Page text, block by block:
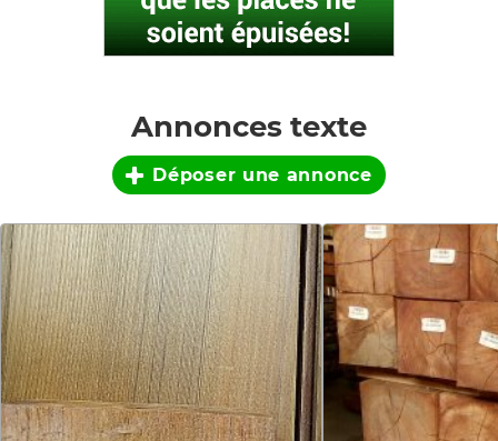
Annonces texte
Déposer une annonce